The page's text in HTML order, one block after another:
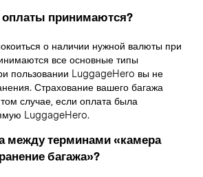
принимаются?
о наличии нужной валюты при
все основные типы
пользовании LuggageHero вы не
Страхование вашего багажа
том случае, если оплата была
LuggageHero.
между терминами «камера
багажа»?